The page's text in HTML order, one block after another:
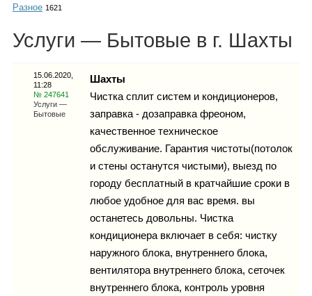
Каталог
Инфо
Гороскоп
Карты
Разное 1621
Услуги — Бытовые в г. Шахты
15.06.2020,
11:28
№ 247641
Услуги —
Бытовые
Шахты
Чистка сплит систем и кондиционеров,
заправка - дозаправка фреоном,
качественное техническое
обслуживание. Гарантия чистоты(потолок
и стены останутся чиcтыми), выезд по
городу бесплатный в кратчайшие сроки в
любое удобное для вас время. вы
останетесь довольны. Чистка
кондиционера включает в себя: чистку
наружного блока, внутреннего блока,
вентилятора внутреннего блока, сеточек
внутреннего блока, контроль уровня